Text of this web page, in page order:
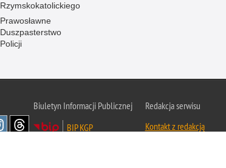
Rzymskokatolickiego
Prawosławne
Duszpasterstwo
Policji
Biuletyn Informacji Publicznej
BIP KGP
Redakcja serwisu
Kontakt z redakcją